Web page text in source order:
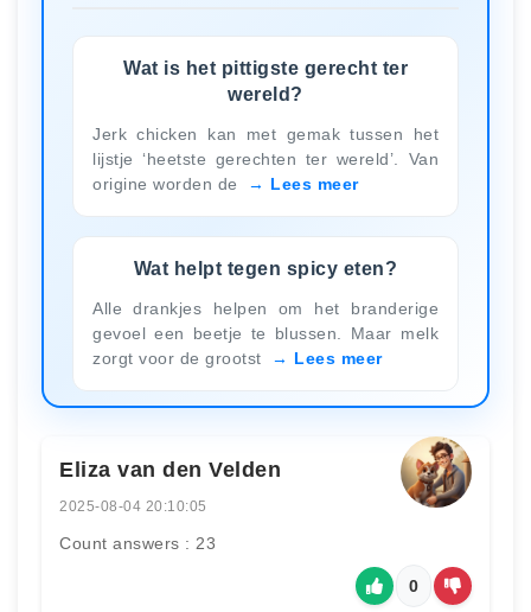
Wat is het pittigste gerecht ter
wereld?
Jerk chicken kan met gemak tussen het
lijstje ‘heetste gerechten ter wereld’. Van
origine worden de
Lees meer
Wat helpt tegen spicy eten?
Alle drankjes helpen om het branderige
gevoel een beetje te blussen. Maar melk
zorgt voor de grootst
Lees meer
Eliza van den Velden
2025-08-04 20:10:05
Count answers : 23
0